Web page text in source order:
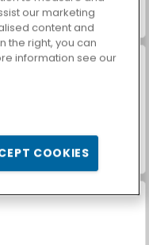
Royal Story
Makeover & Makeup Studio
our marketing
content and
the right, you can
information see our
COOKIES